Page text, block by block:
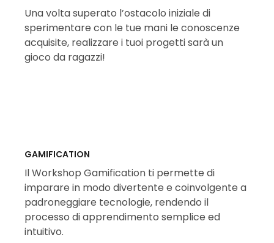
Una volta superato l’ostacolo iniziale di
sperimentare con le tue mani le conoscenze
acquisite, realizzare i tuoi progetti sarà un
gioco da ragazzi!
GAMIFICATION
Il Workshop Gamification ti permette di
imparare in modo divertente e coinvolgente a
padroneggiare tecnologie, rendendo il
processo di apprendimento semplice ed
intuitivo.